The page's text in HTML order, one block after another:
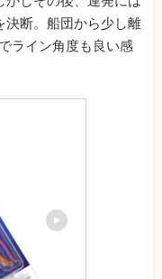
決断。船団から少し離
ライン角度も良い感